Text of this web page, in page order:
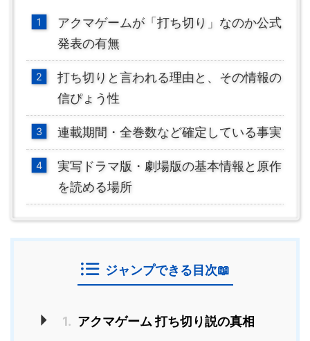
アクマゲームが「打ち切り」なのか公式
発表の有無
打ち切りと言われる理由と、その情報の
信ぴょう性
連載期間・全巻数など確定している事実
実写ドラマ版・劇場版の基本情報と原作
を読める場所
ジャンプできる目次📖
1. アクマゲーム 打ち切り説の真相